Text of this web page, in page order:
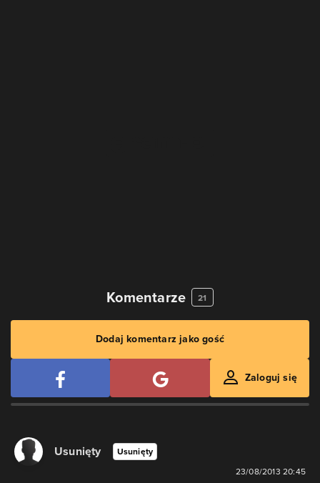
Komentarze 21
Dodaj komentarz jako gość
Zaloguj się
Usunięty Usunięty
23/08/2013 20:45